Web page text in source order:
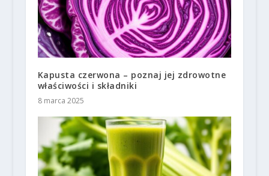
Kapusta czerwona – poznaj jej zdrowotne
właściwości i składniki
8 marca 2025